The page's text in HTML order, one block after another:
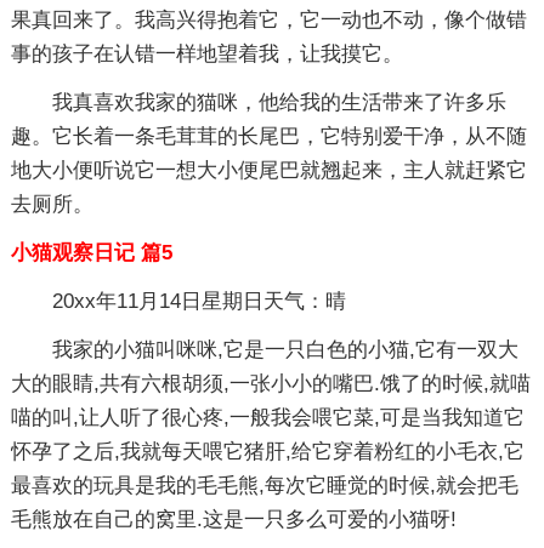
果真回来了。我高兴得抱着它，它一动也不动，像个做错
事的孩子在认错一样地望着我，让我摸它。
我真喜欢我家的猫咪，他给我的生活带来了许多乐
趣。它长着一条毛茸茸的长尾巴，它特别爱干净，从不随
地大小便听说它一想大小便尾巴就翘起来，主人就赶紧它
去厕所。
小猫观察日记 篇5
20xx年11月14日星期日天气：晴
我家的小猫叫咪咪,它是一只白色的小猫,它有一双大
大的眼睛,共有六根胡须,一张小小的嘴巴.饿了的时候,就喵
喵的叫,让人听了很心疼,一般我会喂它菜,可是当我知道它
怀孕了之后,我就每天喂它猪肝,给它穿着粉红的小毛衣,它
最喜欢的玩具是我的毛毛熊,每次它睡觉的时候,就会把毛
毛熊放在自己的窝里.这是一只多么可爱的小猫呀!